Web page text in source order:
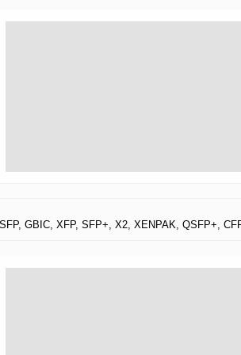
SFP, GBIC, XFP, SFP+, X2, XENPAK, QSFP+,